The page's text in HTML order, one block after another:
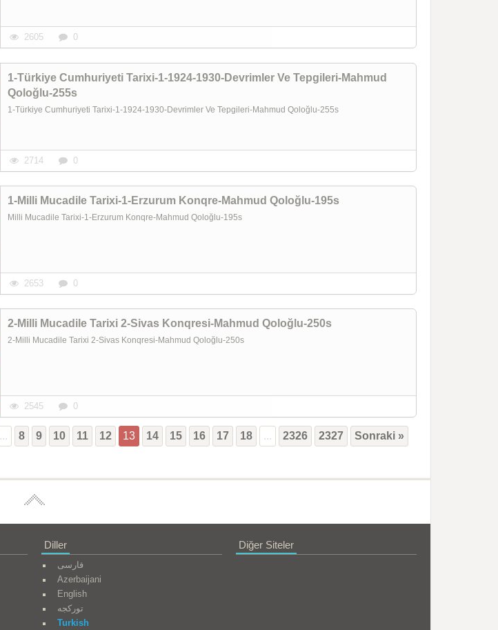
2605 0
1-Türkiye Cumhuriyeti Tarixi-1-1924-1930-Devrimler Ve Tepgileri-Mahmud
Qoloğlu-255s
1-Türkiye Cumhuriyeti Tarixi-1-1924-1930-Devrimler Ve Tepgileri-Mahmud Qoloğlu-255s
2714 0
1-Milli Mucadile Tarixi-1-Erzurum Konqre-Mahmud Qoloğlu-195s
Milli Mucadile Tarixi-1-Erzurum Konqre-Mahmud Qoloğlu-195s
2653 0
2-Milli Mucadile Tarixi 2-Sivas Konqresi-Mahmud Qoloğlu-250s
2-Milli Mucadile Tarixi 2-Sivas Konqresi-Mahmud Qoloğlu-250s
2545 0
... 8 9 10 11 12 13 14 15 16 17 18 ... 2326 2327
Sonraki »
Diğer Siteler
Diller
فارسی
Azerbaijani
English
تورکجه
Turkish